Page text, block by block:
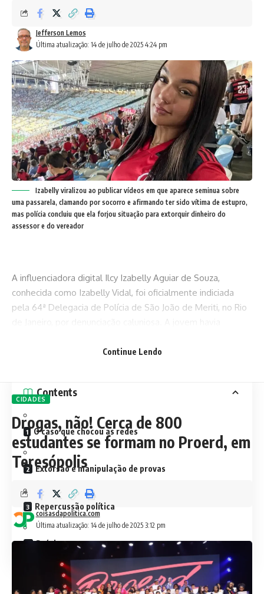
Última atualização: 14 de julho de 2025 4:24 pm
Jefferson Lemos
Izabelly viralizou ao publicar vídeos em que aparece seminua sobre
uma passarela, clamando por socorro e afirmando ter sido vítima de estupro,
mas polícia concluiu que ela forjou situação para extorquir dinheiro do
assessor e do vereador
A influenciadora digital Ilcy Izabelly Aguiar de Souza,
conhecida como Izabelly Vidal, foi oficialmente indiciada
pela 64ª Delegacia de Polícia de São João de Meriti, no Rio
Santos, ligado ao vereador Leniel Borel, de tê-la estuprado
Contents
O caso que chocou as redes
Extorsão e manipulação de provas
Repercussão política
Próximos passos
O caso que chocou as redes
Continue Lendo
CIDADES
Drogas, não! Cerca de 800
estudantes se formam no Proerd, em
Teresópolis
Última atualização: 14 de julho de 2025 3:12 pm
coisasdapolitica.com